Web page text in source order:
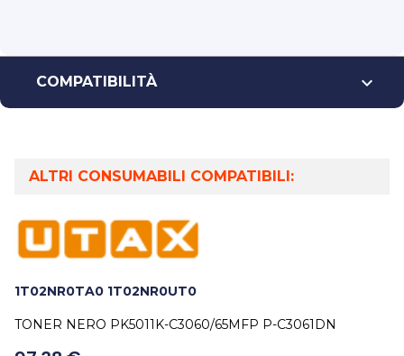
COMPATIBILITÀ 
ALTRI CONSUMABILI COMPATIBILI:
1T02NR0TA0 1T02NR0UT0
TONER NERO PK5011K-C3060/65MFP P-C3061DN